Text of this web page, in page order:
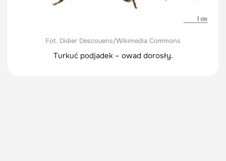
Fot. Didier Descouens/Wikimedia Commons
Turkuć podjadek – owad dorosły.